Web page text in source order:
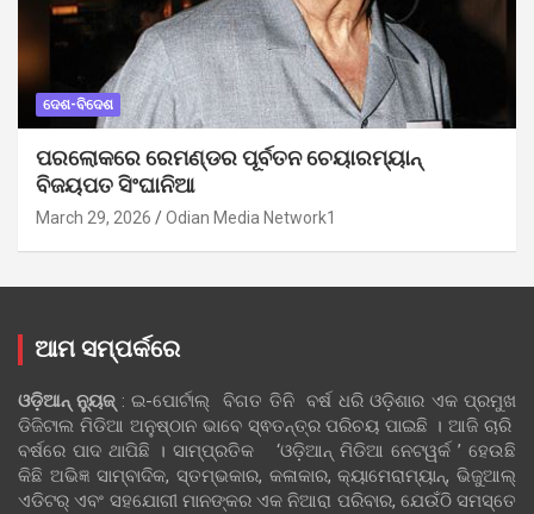
ଦେଶ-ବିଦେଶ
ପରଲୋକରେ ରେମଣ୍ଡର ପୂର୍ବତନ ଚେୟାରମ୍ୟାନ୍
ବିଜୟପତ ସିଂଘାନିଆ
March 29, 2026 Odian Media Network1
ଆମ ସମ୍ପର୍କରେ
ଓଡ଼ିଆନ୍‍ ନ୍ୟୁଜ୍‍: ଇ-ପୋର୍ଟାଲ୍ ବିଗତ ତିନି ବର୍ଷ ଧରି ଓଡ଼ିଶାର ଏକ ପ୍ରମୁଖ
ଡିଜିଟାଲ ମିଡିଆ ଅନୁଷ୍ଠାନ ଭାବେ ସ୍ଵତନ୍ତ୍ର ପରିଚୟ ପାଇଛି । ଆଜି ଚାରି
ବର୍ଷରେ ପାଦ ଥାପିଛି । ସାମ୍ପ୍ରତିକ ‘ଓଡ଼ିଆନ୍‍ ମିଡିଆ ନେଟୱର୍କ ’ ହେଉଛି
କିଛି ଅଭିଜ୍ଞ ସାମ୍ବାଦିକ, ସ୍ତମ୍ଭକାର, କଳାକାର, କ୍ୟାମେରାମ୍ୟାନ୍, ଭିଜୁଆଲ୍
ଏଡିଟର୍ ଏବଂ ସହଯୋଗୀ ମାନଙ୍କର ଏକ ନିଆରା ପରିବାର, ଯେଉଁଠି ସମସ୍ତେ